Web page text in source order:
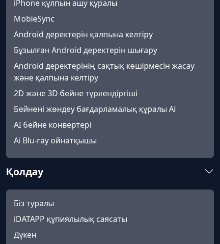
iPhone құлпын ашу құралы
MobieSync
Android деректерін қалпына келтіру
Бұзылған Android деректерін шығару
Android деректерінің сақтық көшірмесін жасау
және қалпына келтіру
2D және 3D бейне түрлендіргіші
Бейнені жөндеу бағдарламалық құралы Ai
AI бейне конвертері
Ai Blu-ray ойнатқышы
Қолдау
Біз туралы
iDATAPP құпиялылық саясаты
Дүкен